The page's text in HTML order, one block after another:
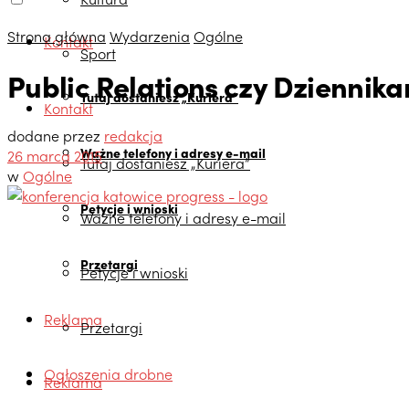
Kontakt
Tutaj dostaniesz „Kuriera”
Ważne telefony i adresy e-mail
Petycje i wnioski
Przetargi
Reklama
Ogłoszenia drobne
Sport
Kontakt
Tutaj dostaniesz „Kuriera”
Ważne telefony i adresy e-mail
Petycje i wnioski
Przetargi
Reklama
Strona główna Wydarzenia Ogólne
Public Relations czy
dodane przez redakcja
26 marca 2015
wOgólne